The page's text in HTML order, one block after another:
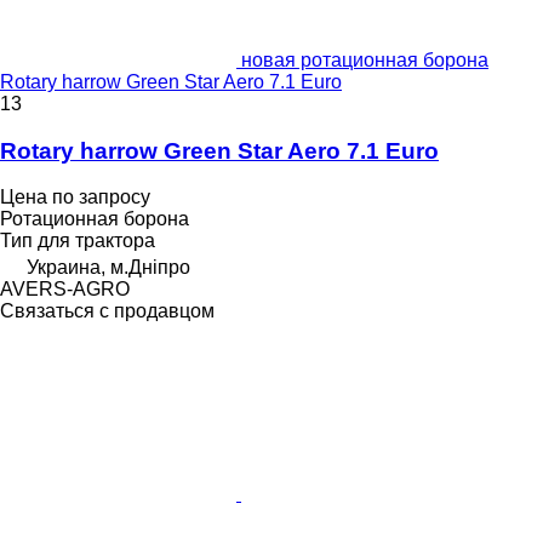
новая ротационная борона
Rotary harrow Green Star Aero 7.1 Euro
13
Rotary harrow Green Star Aero 7.1 Euro
Цена по запросу
Ротационная борона
Тип для трактора
Украина, м.Дніпро
AVERS-AGRO
Связаться с продавцом